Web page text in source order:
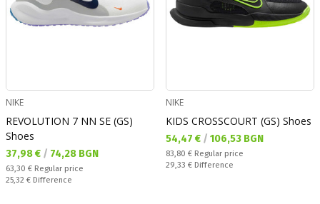
NIKE
REVOLUTION 7 NN SE (GS)
Shoes
Текуща цена:
37,98 € / 74,28 BGN
Regular price:
63,30 € Regular price
Спестявате:
25,32 € Difference
NIKE
KIDS CROSSCOURT (GS) Shoes
Текуща цена:
54,47 € / 106,53 BGN
Regular price:
83,80 € Regular price
Спестявате:
29,33 € Difference